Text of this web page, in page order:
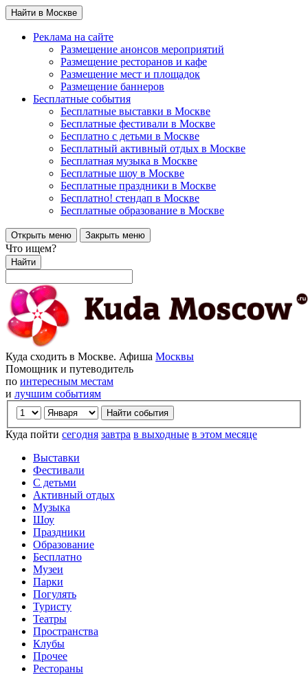
Найти в Москве
Реклама на сайте
Размещение анонсов мероприятий
Размещение ресторанов и кафе
Размещение мест и площадок
Размещение баннеров
Бесплатные события
Бесплатные выставки в Москве
Бесплатные фестивали в Москве
Бесплатно с детьми в Москве
Бесплатный активный отдых в Москве
Бесплатная музыка в Москве
Бесплатные шоу в Москве
Бесплатные праздники в Москве
Бесплатно! стендап в Москве
Бесплатные образование в Москве
Открыть меню Закрыть меню
Что ищем?
Найти
Куда сходить в Москве. Афиша Москвы
Помощник и путеводитель
по интересным местам
и лучшим событиям
Куда пойти сегодня завтра в выходные в этом месяце
Выставки
Фестивали
С детьми
Активный отдых
Музыка
Шоу
Праздники
Образование
Бесплатно
Музеи
Парки
Погулять
Туристу
Театры
Пространства
Клубы
Прочее
Рестораны